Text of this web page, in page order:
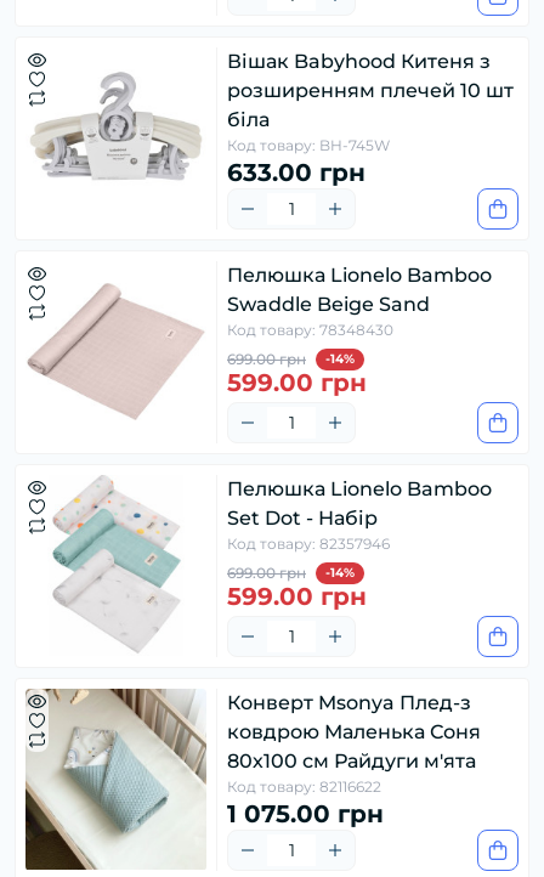
Вішак Babyhood Китеня з
розширенням плечей 10 шт
біла
Код товару: BH-745W
633.00 грн
Пелюшка Lionelo Bamboo
Swaddle Beige Sand
Код товару: 78348430
699.00 грн
-14%
599.00 грн
Пелюшка Lionelo Bamboo
Set Dot - Набір
Код товару: 82357946
699.00 грн
-14%
599.00 грн
Конверт Msonya Плед-з
ковдрою Маленька Соня
80х100 см Райдуги м'ята
Код товару: 82116622
1 075.00 грн